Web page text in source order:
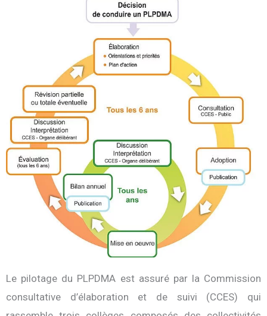
Le pilotage du PLPDMA est assuré par la Commission
consultative d’élaboration et de suivi (CCES) qui